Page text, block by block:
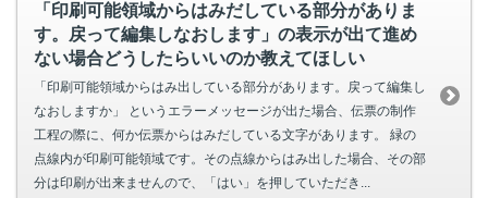
「印刷可能領域からはみだしている部分がありま
す。戻って編集しなおします」の表示が出て進め
ない場合どうしたらいいのか教えてほしい
「印刷可能領域からはみ出している部分があります。戻って編集し
なおしますか」 というエラーメッセージが出た場合、伝票の制作
工程の際に、何か伝票からはみだしている文字があります。 緑の
点線内が印刷可能領域です。その点線からはみ出した場合、その部
分は印刷が出来ませんので、「はい」を押していただき...